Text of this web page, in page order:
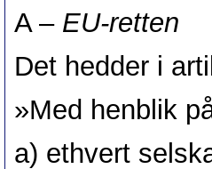
A – EU-retten
Det hedder i
»Med henblik
a) ethvert